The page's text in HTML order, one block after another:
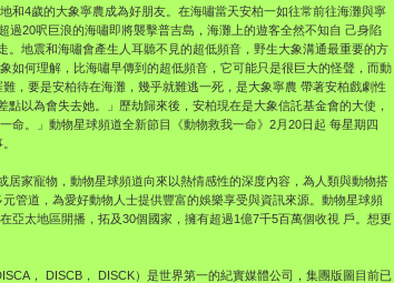
和4歲的大象寧農成為好朋友。在海嘯當天安柏一如往常前往海灘與寧
過20呎巨浪的海嘯即將襲擊普吉島，海灘上的遊客全然不知自 己身陷
地震和海嘯會產生人耳聽不見的超低頻音，野生大象溝通最重要的方
如何理解，比海嘯早傳到的超低頻音，它可能只是很巨大的怪聲，而動
，要是安柏待在海灘，幾乎就難逃一死，是大象寧農 帶著安柏戲劇性
以為會失去她。」歷劫歸來後，安柏現在是大象信託基金會的大使，
命。」動物星球頻道全新節目《動物救我一命》2月20日起 每星期四
家寵物，動物星球頻道向來以熱情感性的深度內容，為人類與動物搭
元管道，為愛好動物人士提供豐富的娛樂享受與資訊來源。動物星球頻
亞太地區開播，拓及30個國家，擁有超過1億7千5百萬個收視 戶。想更
， DISCB， DISCK）是世界第一的紀實媒體公司，集團版圖目前已